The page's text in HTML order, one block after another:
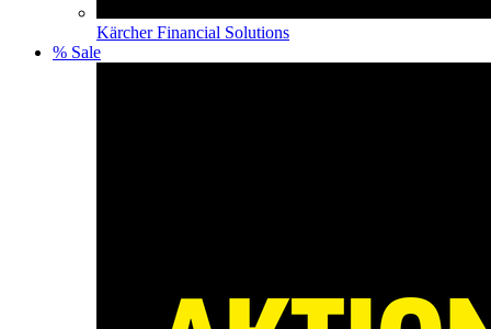
Kärcher Financial Solutions
% Sale